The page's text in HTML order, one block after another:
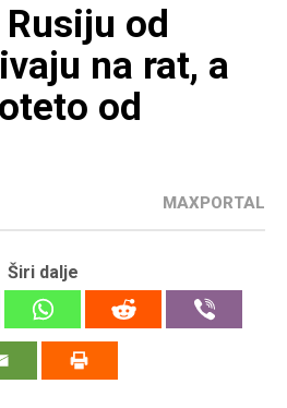
od
na rat, a
od
MAXPORTAL
Širi dalje